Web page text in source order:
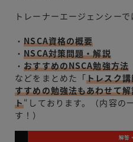
トレーナーエージェンシーで
・NSCA資格の概要
・NSCA対策問題・解説
・おすすめのNSCA勉強方法
などをまとめた「トレスク
すすめの勉強法もあわせて
ト“しております。（内容の
す！）